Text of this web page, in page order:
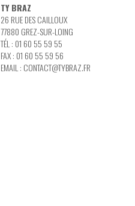
TY BRAZ
26 RUE DES CAILLOUX
77880 GREZ-SUR-LOING
TÉL : 01 60 55 59 55
FAX : 01 60 55 59 56
EMAIL : CONTACT@TYBRAZ.FR